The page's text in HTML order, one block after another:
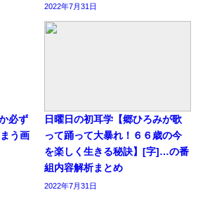
2022年7月31日
必ず
う画
日曜日の初耳学【郷ひろみが歌
って踊って大暴れ！６６歳の今
を楽しく生きる秘訣】[字]…の番
組内容解析まとめ
2022年7月31日